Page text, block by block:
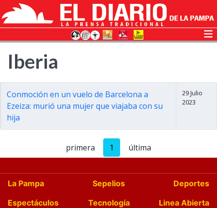
Iberia
Conmoción en un vuelo de Barcelona a
Ezeiza: murió una mujer que viajaba con su
hija
29 Julio
2023
primera 1 última
La Pampa Sepelios
Deportes
Espectáculos
Tecnología
Linea Abierta